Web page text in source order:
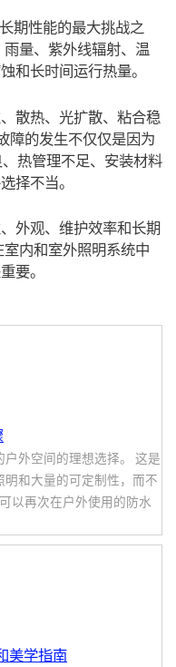
期性能的最大挑战之
量、紫外线辐射、温
和长时间运行热量。
散热、光扩散、粘合稳
障的发生不仅仅是因为
热管理不足、安装材料
择不当。
外观、维护效率和长期
内和室外照明系统中
要。
户外空间的理想选择。 这是
明和大量的可定制性，而不
以再次在户外使用的防水
美学指南